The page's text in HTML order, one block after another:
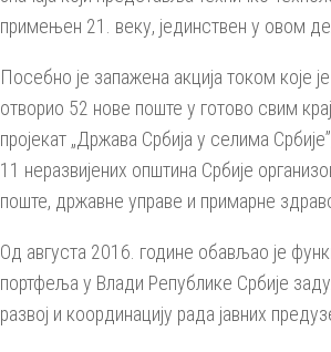
примењен 21. веку, јединствен у овом
Посебно је запажена акција током које
отворио 52 нове поште у готово свим
пројекат „Држава Србија у селима
11 неразвијених општина Србије
поште, државне управе и примарне
Од августа 2016. године обављао је
портфеља у Влади Републике Србије
развој и координацију рада јавних